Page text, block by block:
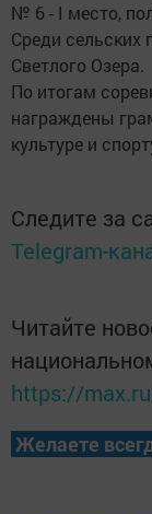
№ 6 - I место,
Среди сельских
Светлого Озера.
По итогам
награждены
культуре и
Следите за
Telegram-
Читайте
https://
Желаете